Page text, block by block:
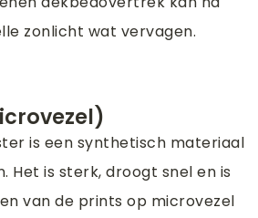
zonlicht wat vervagen.
is een synthetisch materiaal
Het is sterk, droogt snel en is
van de prints op microvezel